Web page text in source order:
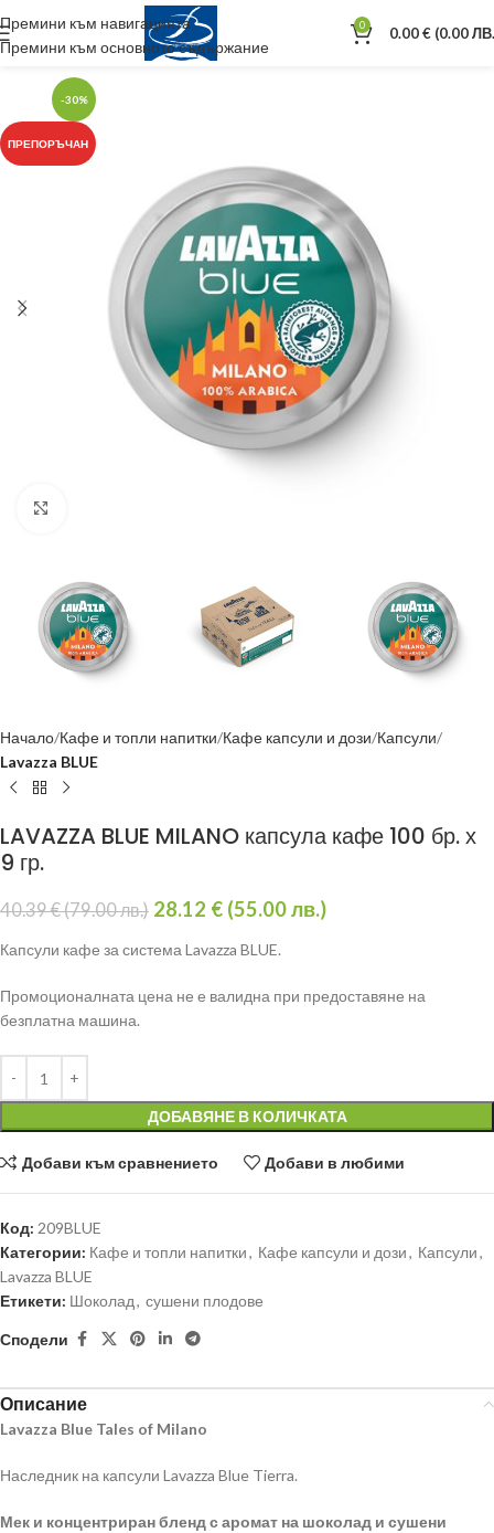
Премини към навигацията
Премини към основното съдържание
0 0.00€ (0.00
-30%
ПРЕПОРЪЧАН
Начало Кафе и топли напитки Кафе капсули и дози Капсули
Lavazza BLUE
LAVAZZA BLUE MILANO капсула кафе 100 бр. х
9 гр.
40.39€(79.00 лв.) 28.12 € (55.00 лв.)
Капсули кафе за система Lavazza BLUE.
Промоционалната цена не е валидна при предоставяне на
безплатна машина.
ДОБАВЯНЕ В КОЛИЧКАТА
Добави към сравнението Добави в любими
Код: 209BLUE
Категории: Кафе и топли напитки, Кафе капсули и дози, Капсули,
Lavazza BLUE
Етикети: Шоколад, сушени плодове
Сподели
Описание
Lavazza Blue Tales of Milano
Наследник на капсули Lavazza Blue Tierra.
Мек и концентриран бленд с аромат на шоколад и сушени